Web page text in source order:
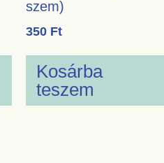
szem)
350 Ft
Kosárba
teszem